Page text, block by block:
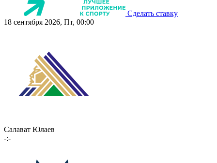
Сделать ставку
18 сентября 2026, Пт, 00:00
Салават Юлаев
-:-